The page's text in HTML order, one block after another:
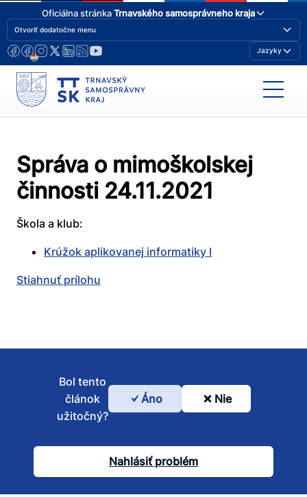
Oficiálna stránkaTrnavského samosprávneho kraja
Otvoriť dodatočne menu
Jazyky
Správa o mimoškolskej
činnosti 24.11.2021
Škola a klub:
Krúžok aplikovanej informatiky I
Stiahnuť prílohu
Bol
článok
užitočný?
Bol tento
článok
užitočný?
Áno Nie
Nahlásiť problém